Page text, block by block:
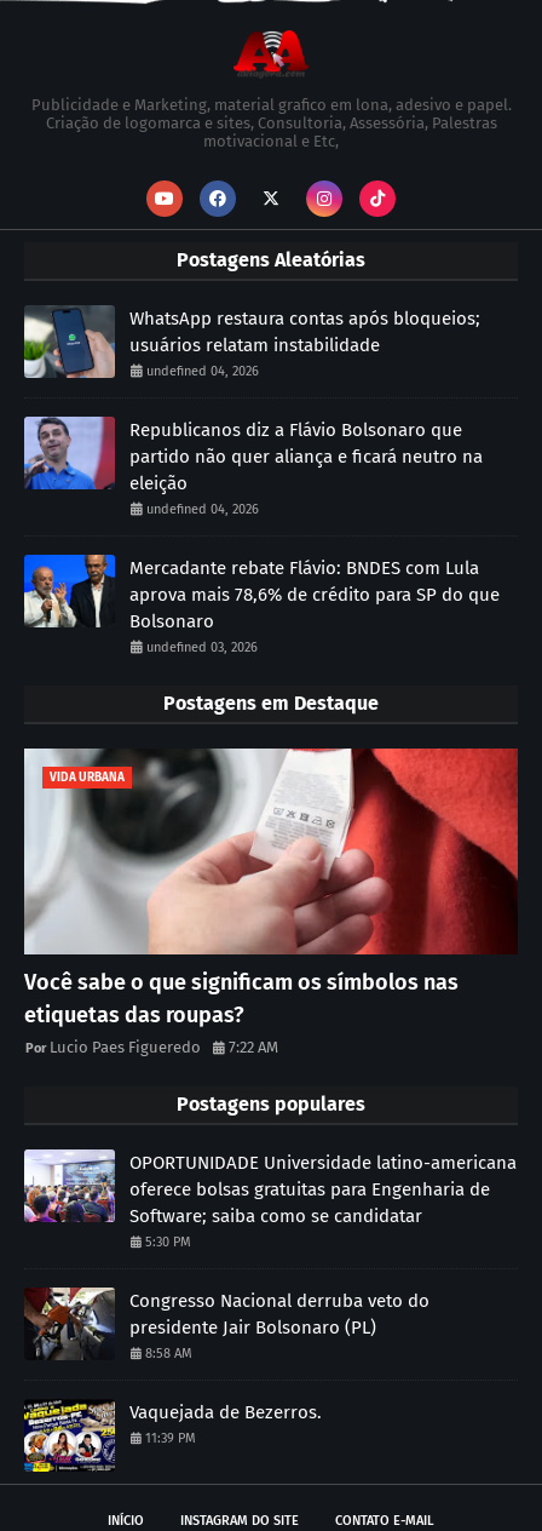
Publicidade e Marketing, material grafico em lona, adesivo e papel.
Criação de logomarca e sites, Consultoria, Assessória, Palestras
motivacional e Etc,
Postagens Aleatórias
WhatsApp restaura contas após bloqueios;
usuários relatam instabilidade
undefined 04, 2026
Republicanos diz a Flávio Bolsonaro que
partido não quer aliança e ficará neutro na
eleição
undefined 04, 2026
Mercadante rebate Flávio: BNDES com Lula
aprova mais 78,6% de crédito para SP do que
Bolsonaro
undefined 03, 2026
Postagens em Destaque
VIDA URBANA
Você sabe o que significam os símbolos nas
etiquetas das roupas?
Lucio Paes Figueredo 7:22 AM
Postagens populares
OPORTUNIDADE Universidade latino-americana
oferece bolsas gratuitas para Engenharia de
Software; saiba como se candidatar
5:30 PM
Congresso Nacional derruba veto do
presidente Jair Bolsonaro (PL)
8:58 AM
Vaquejada de Bezerros.
11:39 PM
INÍCIO INSTAGRAM DO SITE CONTATO E-MAIL